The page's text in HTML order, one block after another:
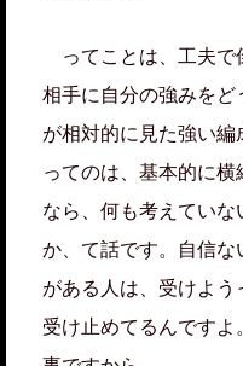
ってことは、工夫で
相手に自分の強みを
が相対的に見た強い
ってのは、基本的に
なら、何も考えてい
か、て話です。自信
がある人は、受けよ
受け止めてるんです